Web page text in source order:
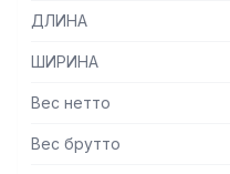
оборудование
защищает сотрудников
— Бескаркасный
ДЛИНА
ШИРИНА
Вес нетто
Вес брутто